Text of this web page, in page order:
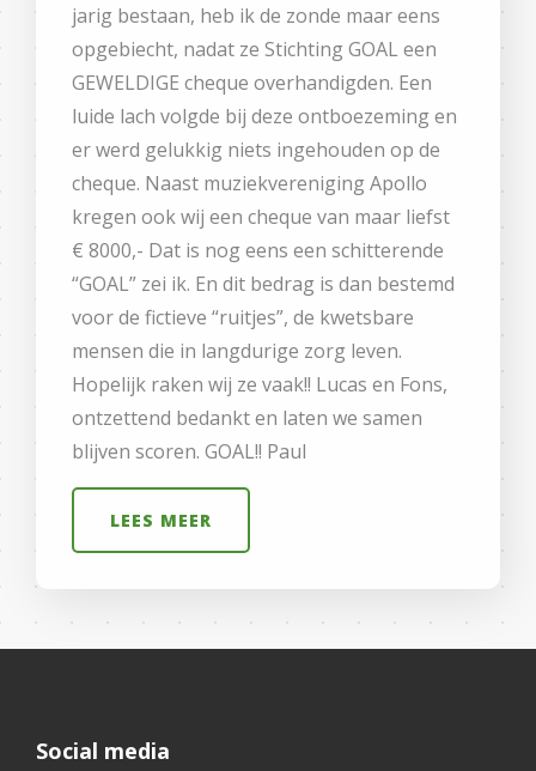
jarig bestaan, heb ik de zonde maar eens
opgebiecht, nadat ze Stichting GOAL een
GEWELDIGE cheque overhandigden. Een
luide lach volgde bij deze ontboezeming en
er werd gelukkig niets ingehouden op de
cheque. Naast muziekvereniging Apollo
kregen ook wij een cheque van maar liefst
€ 8000,- Dat is nog eens een schitterende
“GOAL” zei ik. En dit bedrag is dan bestemd
voor de fictieve “ruitjes”, de kwetsbare
mensen die in langdurige zorg leven.
Hopelijk raken wij ze vaak!! Lucas en Fons,
ontzettend bedankt en laten we samen
blijven scoren. GOAL!! Paul
LEES MEER
Social media